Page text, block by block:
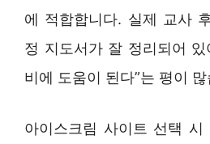
에 적합합니다. 실제 교사
정 지도서가 잘 정리되어
비에 도움이 된다”는 평이
아이스크림 사이트 선택